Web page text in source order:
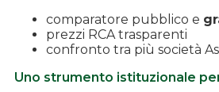
comparatore pubblico e
prezzi RCA trasparenti
confronto tra più società
Uno strumento istituzionale